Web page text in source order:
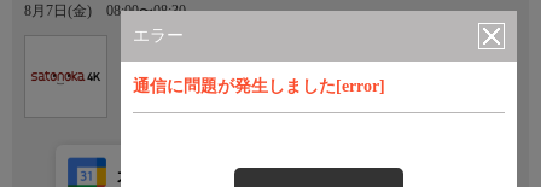
エラー
通信に問題が発生しました[error]
8月7日(金) 08:00〜08:30
カレンダー登録 アプリ視聴